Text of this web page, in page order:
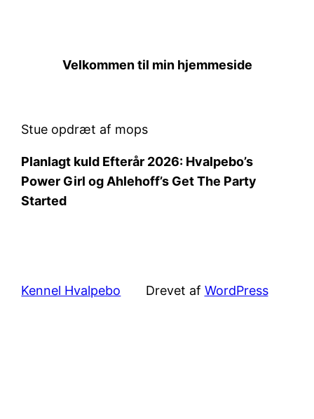
Velkommen til min hjemmeside
Stue opdræt af mops
Planlagt kuld Efterår 2026: Hvalpebo’s
Power Girl og Ahlehoff’s Get The Party
Started
Kennel Hvalpebo Drevet af WordPress